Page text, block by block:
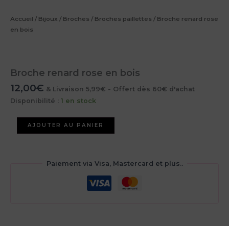
Accueil / Bijoux / Broches / Broches paillettes / Broche renard rose
en bois
Broche renard rose en bois
12,00€ & Livraison 5,99€ - Offert dès 60€ d'achat
Disponibilité : 1 en stock
quantité
de
AJOUTER AU PANIER
Paiement via Visa, Mastercard et plus..